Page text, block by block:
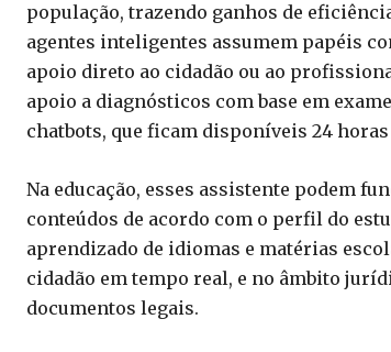
população, trazendo ganhos de
agentes inteligentes assumem papéis
apoio direto ao cidadão ou ao
apoio a diagnósticos com base em
chatbots, que ficam disponíveis 24
Na educação, esses assistente podem
conteúdos de acordo com o perfil do
aprendizado de idiomas e matérias
cidadão em tempo real, e no âmbito
documentos legais.